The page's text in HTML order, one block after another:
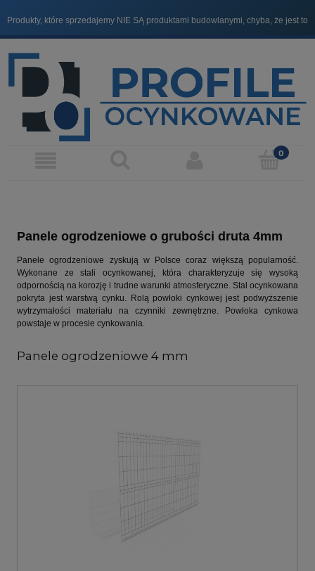
Produkty, które sprzedajemy NIE SĄ produktami budowlanymi, chyba, że jest to
Panele ogrodzeniowe o grubości druta 4mm
Panele ogrodzeniowe zyskują w Polsce coraz większą popularność.
Wykonane ze stali ocynkowanej, która charakteryzuje się wysoką
odpornością na korozję i trudne warunki atmosferyczne. Stal ocynkowana
pokryta jest warstwą cynku. Rolą powłoki cynkowej jest podwyższenie
wytrzymałości materiału na czynniki zewnętrzne. Powłoka cynkowa
powstaje w procesie cynkowania.
Panele ogrodzeniowe 4 mm